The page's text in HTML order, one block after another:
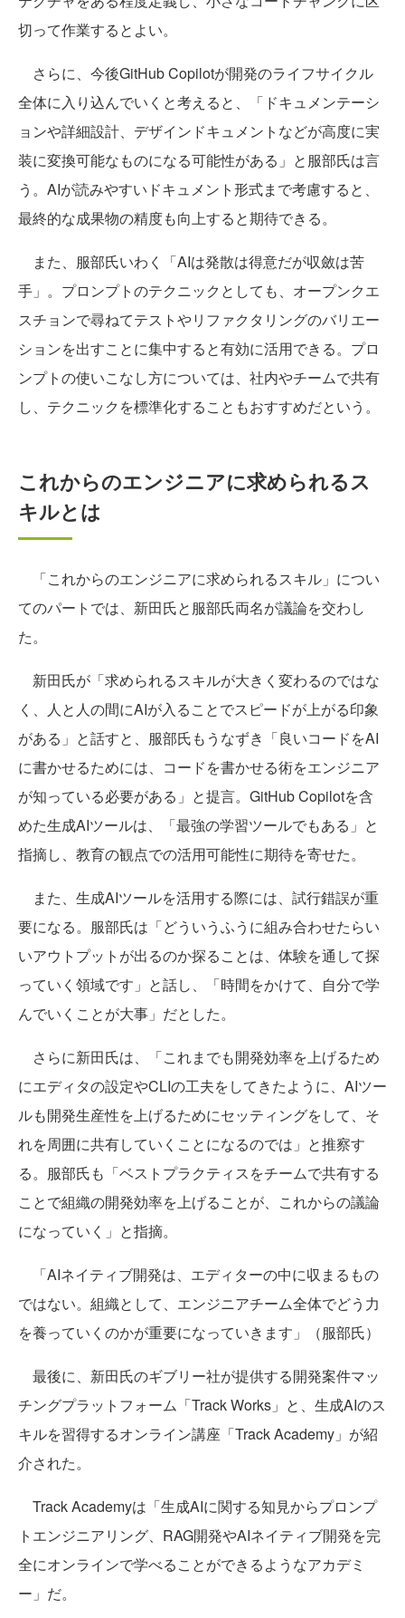
切って作業するとよい。
さらに、今後GitHub Copilotが開発のライフサイクル
全体に入り込んでいくと考えると、「ドキュメンテーシ
ョンや詳細設計、デザインドキュメントなどが高度に実
装に変換可能なものになる可能性がある」と服部氏は言
う。AIが読みやすいドキュメント形式まで考慮すると、
最終的な成果物の精度も向上すると期待できる。
また、服部氏いわく「AIは発散は得意だが収斂は苦
手」。プロンプトのテクニックとしても、オープンクエ
スチョンで尋ねてテストやリファクタリングのバリエー
ションを出すことに集中すると有効に活用できる。プロ
ンプトの使いこなし方については、社内やチームで共有
し、テクニックを標準化することもおすすめだという。
これからのエンジニアに求められるス
キルとは
「これからのエンジニアに求められるスキル」につい
てのパートでは、新田氏と服部氏両名が議論を交わし
た。
新田氏が「求められるスキルが大きく変わるのではな
く、人と人の間にAIが入ることでスピードが上がる印象
がある」と話すと、服部氏もうなずき「良いコードをAI
に書かせるためには、コードを書かせる術をエンジニア
が知っている必要がある」と提言。GitHub Copilotを含
めた生成AIツールは、「最強の学習ツールでもある」と
指摘し、教育の観点での活用可能性に期待を寄せた。
また、生成AIツールを活用する際には、試行錯誤が重
要になる。服部氏は「どういうふうに組み合わせたらい
いアウトプットが出るのか探ることは、体験を通して探
っていく領域です」と話し、「時間をかけて、自分で学
んでいくことが大事」だとした。
さらに新田氏は、「これまでも開発効率を上げるため
にエディタの設定やCLIの工夫をしてきたように、AIツー
ルも開発生産性を上げるためにセッティングをして、そ
れを周囲に共有していくことになるのでは」と推察す
る。服部氏も「ベストプラクティスをチームで共有する
ことで組織の開発効率を上げることが、これからの議論
になっていく」と指摘。
「AIネイティブ開発は、エディターの中に収まるもの
ではない。組織として、エンジニアチーム全体でどう力
を養っていくのかが重要になっていきます」（服部氏）
最後に、新田氏のギブリー社が提供する開発案件マッ
チングプラットフォーム「Track Works」と、生成AIのス
キルを習得するオンライン講座「Track Academy」が紹
介された。
Track Academyは「生成AIに関する知見からプロンプ
トエンジニアリング、RAG開発やAIネイティブ開発を完
全にオンラインで学べることができるようなアカデミ
ー」だ。